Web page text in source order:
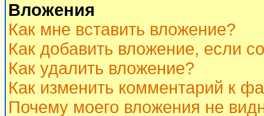
Вложения
Как мне вставить вложение?
Как добавить вложение, если
Как удалить вложение?
Как изменить комментарий к
Почему моего вложения не